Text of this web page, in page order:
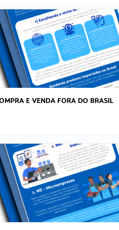
E VENDA FORA DO BRASIL